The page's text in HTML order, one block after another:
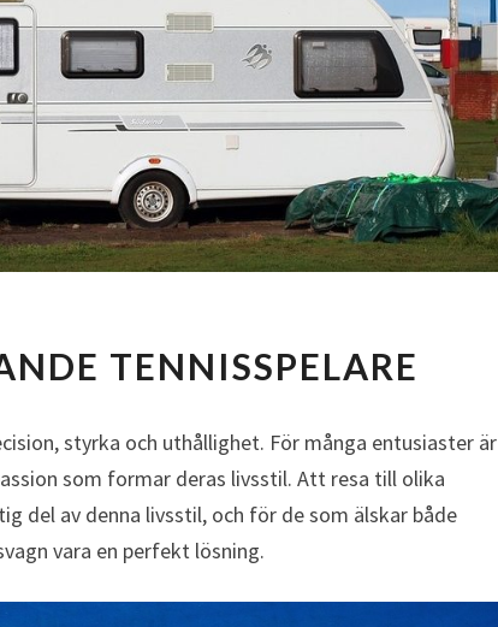
FÖR
TENNISSPELARE
TENNISSPELARE
styrka och uthållighet. För många entusiaster är
som formar deras livsstil. Att resa till olika
del av denna livsstil, och för de som älskar både
vara en perfekt lösning.